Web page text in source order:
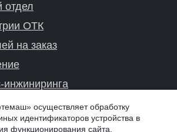
отдел
ОТК
на заказ
инжиниринга
осуществляет обработку
идентификаторов устройства в
функционирования сайта,